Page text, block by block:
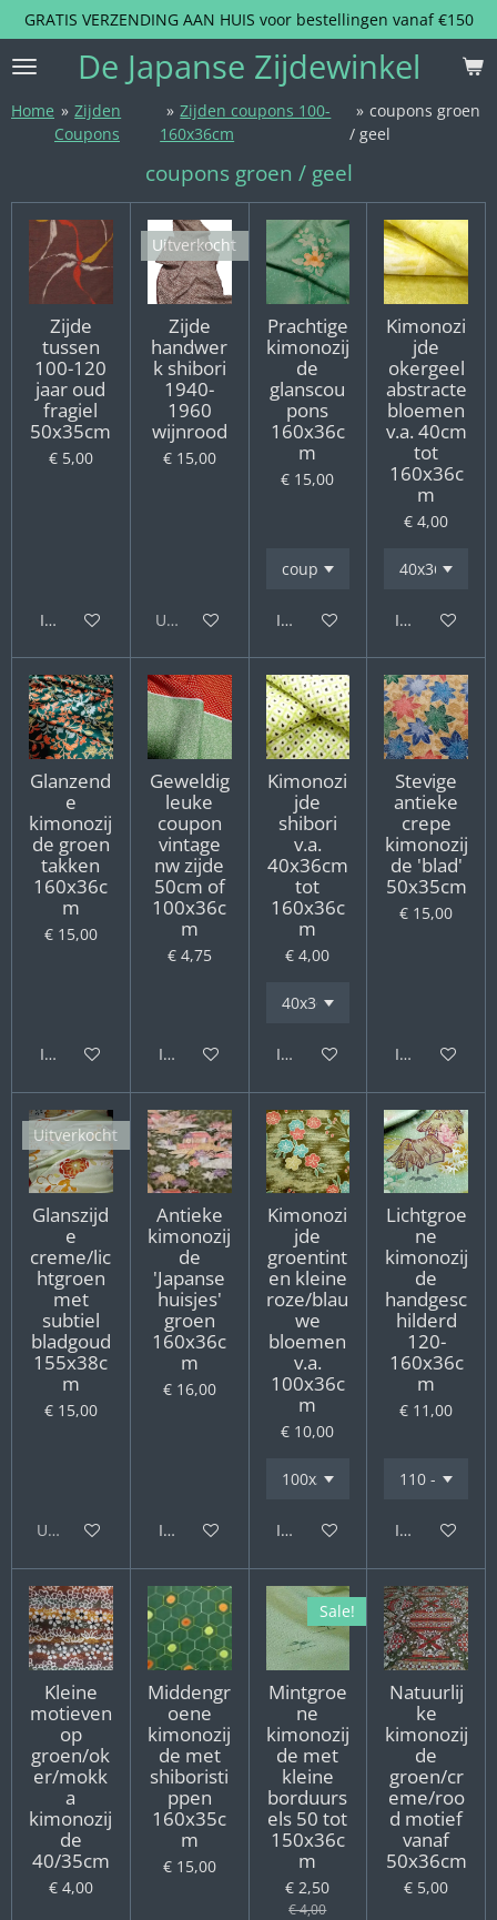
Ga
direct
naar
hoofdinhoud
De Japanse Zijdewinkel
GRATIS VERZENDING AAN HUIS voor bestellingen vanaf €150
Home » Zijden
Coupons
» Zijden coupons 100-
160x36cm
» coupons groen
/ geel
coupons groen / geel
Zijde
tussen
100-120
jaar oud
fragiel
50x35cm
€ 5,00
In winkelwagen
Uitverkocht
Zijde
handwer
k shibori
1940-
1960
wijnrood
€ 15,00
Uitverkocht
Prachtige
kimonozij
de
glanscou
pons
160x36c
m
€ 15,00
In winkelwagen
Kimonozi
jde
okergeel
abstracte
bloemen
v.a. 40cm
tot
160x36c
m
€ 4,00
In
Glanzend
e
kimonozij
de groen
takken
160x36c
m
€ 15,00
In winkelwagen
Geweldig
leuke
coupon
vintage
nw zijde
50cm of
100x36c
m
€ 4,75
In winkelwagen
Kimonozi
jde
shibori
v.a.
40x36cm
tot
160x36c
m
€ 4,00
In winkelwagen
Stevige
antieke
crepe
kimonozij
de 'blad'
50x35cm
€ 15,00
In
Uitverkocht
Glanszijd
e
creme/lic
htgroen
met
subtiel
bladgoud
155x38c
m
€ 15,00
Uitverkocht
Antieke
kimonozij
de
'Japanse
huisjes'
groen
160x36c
m
€ 16,00
In winkelwagen
Kimonozi
jde
groentint
en kleine
roze/blau
we
bloemen
v.a.
100x36c
m
€ 10,00
In winkelwagen
Lichtgroe
ne
kimonozij
de
handgesc
hilderd
120-
160x36c
m
€ 11,00
In
Kleine
motieven
op
groen/ok
er/mokk
a
kimonozij
de
40/35cm
€ 4,00
Middengr
oene
kimonozij
de met
shiboristi
ppen
160x35c
m
€ 15,00
Sale!
Mintgroe
ne
kimonozij
de met
kleine
borduurs
els 50 tot
150x36c
m
€ 2,50
€ 4,00
Natuurlij
ke
kimonozij
de
groen/cr
eme/roo
d motief
vanaf
50x36cm
€ 5,00